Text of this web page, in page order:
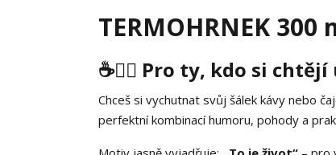
TERMOHRNEK 300
☕🙋‍♀️ Pro ty, kdo si
Chceš si vychutnat svůj šálek kávy nebo
perfektní kombinací humoru, pohody a